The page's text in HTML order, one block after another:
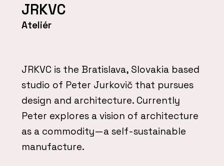
JRKVC
Ateliér
JRKVC is the Bratislava, Slovakia based
studio of Peter Jurkovič that pursues
design and architecture. Currently
Peter explores a vision of architecture
as a commodity—a self-sustainable
manufacture.